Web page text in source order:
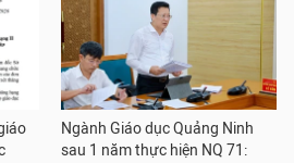
Ngành Giáo dục Quảng Ninh
sau 1 năm thực hiện NQ 71: